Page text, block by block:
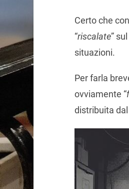
Certo che
“riscalate”
situazioni.
Per farla
ovviamente “
distribuita